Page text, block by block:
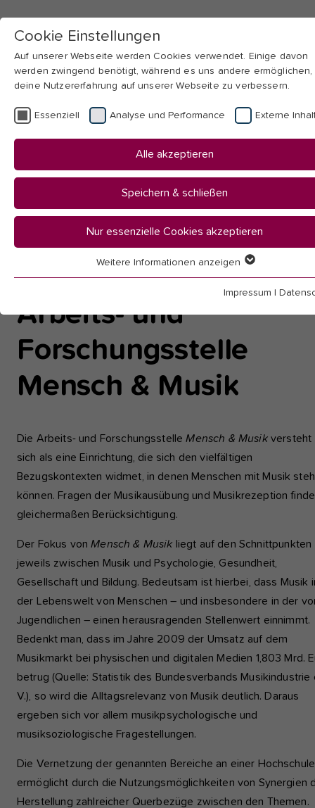
Skip to main navigation Skip to page footer
You
here:
Startseite
Fakultäten & Institute
Künste
Arbeits- und
Forschungsstelle
Mensch & Musik
Die Arbeits- und ForschungsstelleMensch & Musikversteht
sich als eine Einrichtung, die sich den vielfältigen
Bezugskontexten widmet, in denen Menschen mit Musik
können. Fragen der Musikausübung und Musikrezeption
gleichermaßen Berücksichtigung.
Der Fokus vonMensch & Musik liegt auf den Schnittpunkten
jeweils zwischen Musik und Psychologie, Gesundheit,
Gesellschaft und Bildung. Bedeutsam ist hierbei, dass Musik
der Lebenswelt von Menschen – und insbesondere in der
Jugendlichen – einen herausragenden Stellenwert einnimmt.
Bedenkt man, dass im Jahre 2009 der Umsatz auf dem
Musikmarkt bei physischen und digitalen Medien 1,803 Mrd.
betrug (Quelle: Statistik des Bundesverbands Musikindustrie
V.), so wird die Alltagsrelevanz von Musik deutlich. Daraus
ergeben sich vor allem musikpsychologische und
musiksoziologische Fragestellungen.
Die Vernetzung der genannten Bereiche an einer Hochschule
ermöglicht durch die Nutzungsmöglichkeiten von Synergien
Herstellung zahlreicher Querbezüge zwischen den Themen.
Cookie Einstellungen
Auf unserer Webseite werden Cookies verwendet. Einige davon
werden zwingend benötigt, während es uns andere ermöglichen,
deine Nutzererfahrung auf unserer Webseite zu verbessern.
Essenziell Analyse und Performance Externe
Alle akzeptieren
Speichern & schließen
Nur essenzielle Cookies akzeptieren
Essenzielle Cookies werden für grundlegende Funktionen der
einwandfrei funktioniert.
Analyse und Performance
Diese Gruppe beinhaltet alle Skripte für analytisches Tracking
zugehörige Cookies. Es hilft uns die Nutzererfahrung der
Name etracker
Anbieter etracker GmbH - 20459 Hamburg
Zweck
analytisches Tracking und zugehörige
Es hilft uns die Nutzererfahrung der Website zu
verbessern.
Cookie-Informationen anzeigen
Externe Inhalte
Wir verwenden auf unserer Website externe Inhalte, um Ihnen
zusätzliche Informationen anzubieten, wie Google Maps oder
Weitere Informationen anzeigen
Impressum